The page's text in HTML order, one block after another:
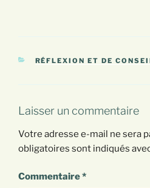
CATÉGORIES
RÉFLEXION ET DE
Laisser un commentaire
Votre adresse e-mail ne sera
obligatoires sont indiqués
Commentaire*